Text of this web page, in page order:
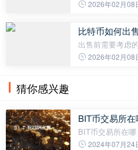
手，了解当前币
指数、比特币市
2026年02月08
比特币如何出
出售前需要考虑
一个相当大的障
2026年02月08
猜你感兴趣
BIT币交易所在
BIT币交易所在
的人开始考虑投
2024年07月24